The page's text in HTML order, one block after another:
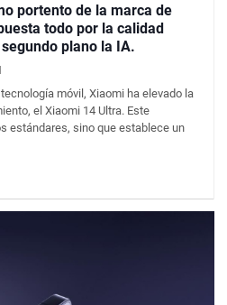
portento de la marca de
todo por la calidad
plano la IA.
móvil, Xiaomi ha elevado la
el Xiaomi 14 Ultra. Este
estándares, sino que establece un